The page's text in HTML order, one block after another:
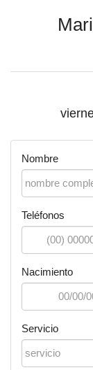
Nombre
Teléfonos
Nacimiento
Servicio